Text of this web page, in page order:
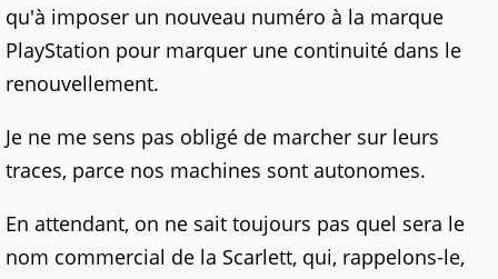
qu'à imposer un nouveau numéro à la marque
PlayStation pour marquer une continuité dans le
renouvellement.
Je ne me sens pas obligé de marcher sur leurs
traces, parce nos machines sont autonomes.
En attendant, on ne sait toujours pas quel sera le
nom commercial de la Scarlett, qui, rappelons-le,